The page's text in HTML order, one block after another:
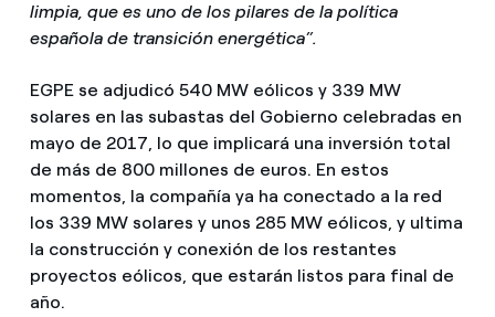
limpia, que es uno de los pilares de la política
española de transición energética”.
EGPE se adjudicó 540 MW eólicos y 339 MW
solares en las subastas del Gobierno celebradas en
mayo de 2017, lo que implicará una inversión total
de más de 800 millones de euros. En estos
momentos, la compañía ya ha conectado a la red
los 339 MW solares y unos 285 MW eólicos, y ultima
la construcción y conexión de los restantes
proyectos eólicos, que estarán listos para final de
año.